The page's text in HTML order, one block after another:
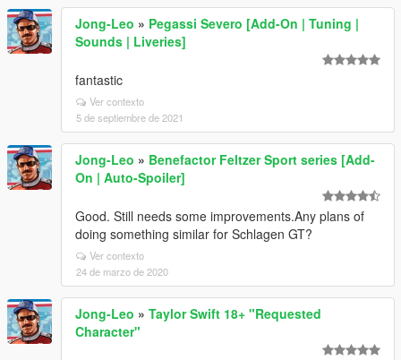
Jong-Leo » Pegassi Severo [Add-On | Tuning |
Sounds | Liveries]
fantastic
Ver contexto
5 de septiembre de 2021
Jong-Leo » Benefactor Feltzer Sport series [Add-
On | Auto-Spoiler]
Good. Still needs some improvements.Any plans of
doing something similar for Schlagen GT?
Ver contexto
24 de marzo de 2020
Jong-Leo » Taylor Swift 18+ "Requested
Character"